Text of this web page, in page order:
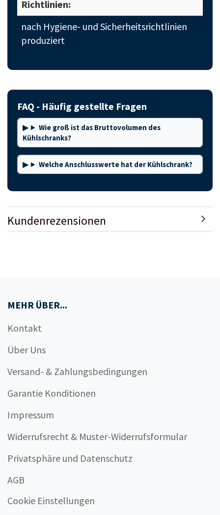
Richtlinien:
nach Hygiene- und Sicherheitsrichtlinien
produziert
FAQ - Häufig gestellte Fragen
Wie groß ist das Bruttovolumen des
Kühlschranks?
Welche Anschlusswerte hat der Kühlschrank?
Kundenrezensionen
MEHR ÜBER...
Kontakt
Über Uns
Versand- & Zahlungsbedingungen
Garantie Konditionen
Impressum
Widerrufsrecht & Muster-Widerrufsformular
Privatsphäre und Datenschutz
AGB
Cookie Einstellungen